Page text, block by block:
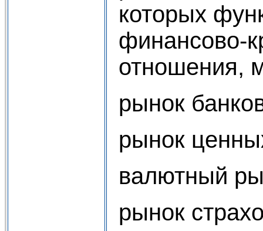
которых
финансово-
отношения,
рынок
рынок
валютный
рынок